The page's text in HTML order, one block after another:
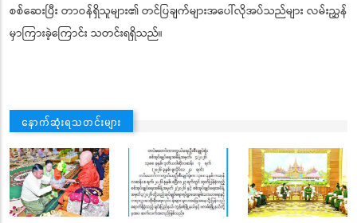
စစ်ဆေးပြီး တာဝန်ရှိသူများ၏ တင်ပြချက်များအပေါ်လိုအပ်သည်များ လမ်းညွှန်
မှာကြားခဲ့ကြောင်း သတင်းရရှိသည်။
နောက်ဆုံးရသတင်းများ